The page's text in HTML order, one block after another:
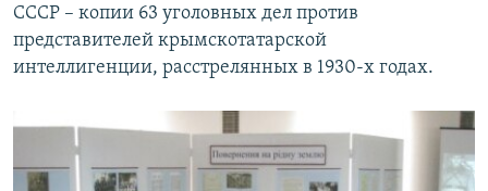
СССР – копии 63 уголовных дел против
представителей крымскотатарской
интеллигенции, расстрелянных в 1930-х годах.